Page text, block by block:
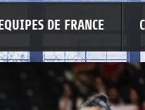
EQUIPES DE FRANCE